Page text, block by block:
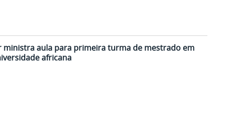
ministra aula para primeira turma de mestrado em
africana